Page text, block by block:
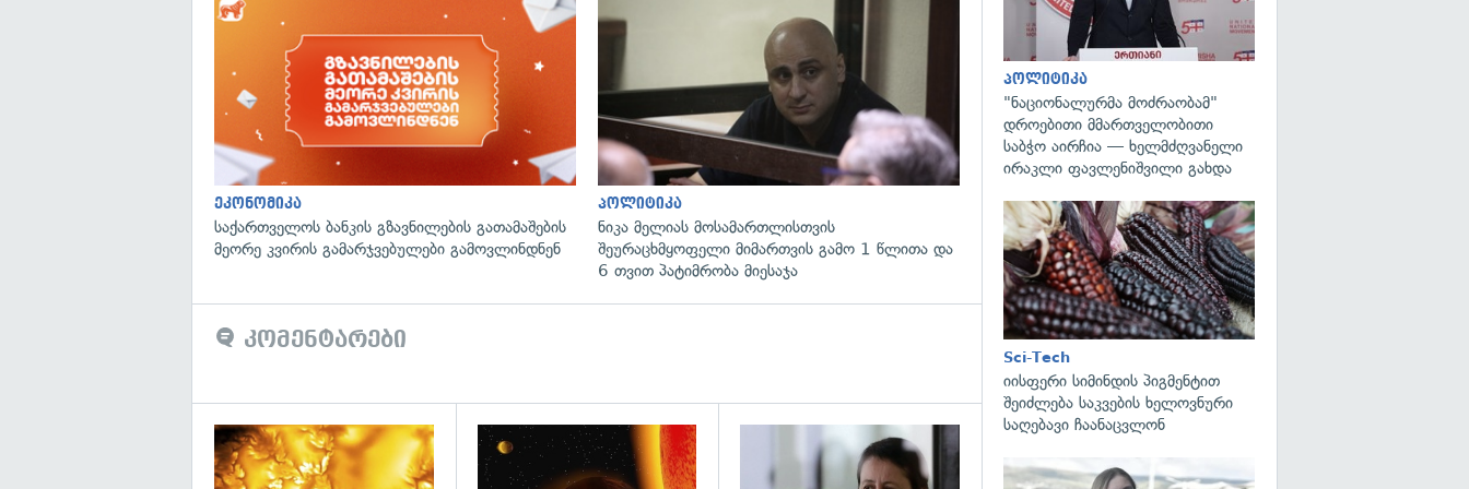
ეკონომიკა
საქართველოს ბანკის გზავნილების გათამაშების
მეორე კვირის გამარჯვებულები გამოვლინდნენ
გადახედვა
პოლიტიკა
ნიკა მელიას მოსამართლისთვის
შეურაცხმყოფელი მიმართვის გამო 1 წლითა და
6 თვით პატიმრობა მიესაჯა
კომენტარები
გადახედვა
პოლიტიკა
"ნაციონალურმა მოძრაობამ"
დროებითი მმართველობითი
საბჭო აირჩია — ხელმძღვანელი
ირაკლი ფავლენიშვილი გახდა
Sci-Tech
იისფერი სიმინდის პიგმენტით
შეიძლება საკვების ხელოვნური
საღებავი ჩაანაცვლონ